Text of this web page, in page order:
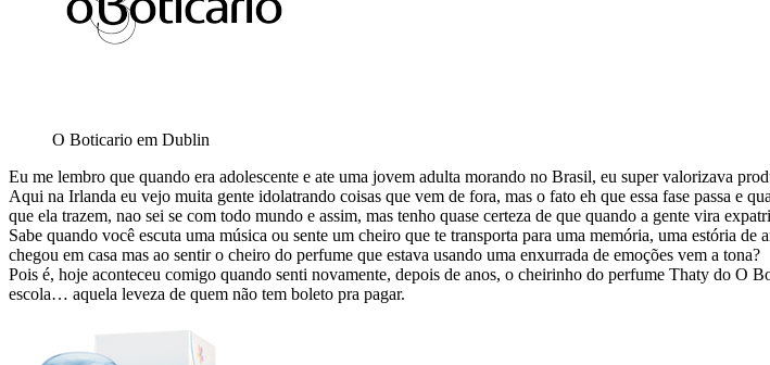
O Boticario em Dublin
Eu me lembro que quando era adolescente e ate uma jovem adulta morando no Brasil, eu super valorizava
Aqui na Irlanda eu vejo muita gente idolatrando coisas que vem de fora, mas o fato eh que essa fase passa e
que ela trazem, nao sei se com todo mundo e assim, mas tenho quase certeza de que quando a gente vira
Sabe quando você escuta uma música ou sente um cheiro que te transporta para uma memória, uma estória
chegou em casa mas ao sentir o cheiro do perfume que estava usando uma enxurrada de emoções vem a tona?
Pois é, hoje aconteceu comigo quando senti novamente, depois de anos, o cheirinho do perfume Thaty do O
escola… aquela leveza de quem não tem boleto pra pagar.